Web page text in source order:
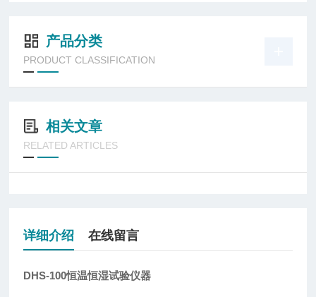
产品分类
PRODUCT CLASSIFICATION
相关文章
RELATED ARTICLES
详细介绍 在线留言
DHS-100恒温恒湿试验仪器